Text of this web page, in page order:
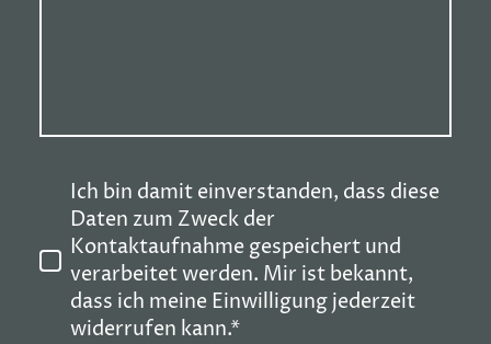
Ich bin damit einverstanden, dass diese
Daten zum Zweck der
Kontaktaufnahme gespeichert und
verarbeitet werden. Mir ist bekannt,
dass ich meine Einwilligung jederzeit
widerrufen kann.*